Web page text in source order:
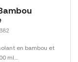
en bambou et
ml....